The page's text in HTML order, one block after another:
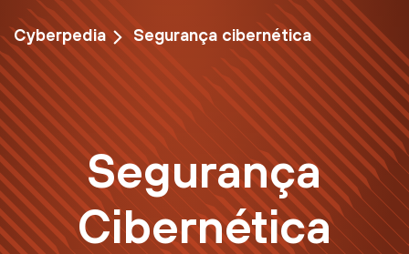
Cyberpedia Segurança cibernética
Segurança
Cibernética